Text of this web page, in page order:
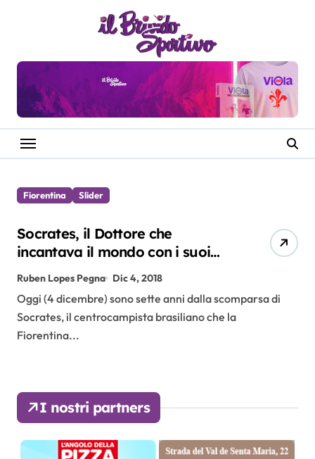
Fiorentina Slider
Socrates, il Dottore che
incantava il mondo con i suoi
colpi di tacco
Ruben Lopes Pegna Dic 4, 2018
Oggi (4 dicembre) sono sette anni dalla scomparsa di
Socrates, il centrocampista brasiliano che la
Fiorentina...
I nostri partners